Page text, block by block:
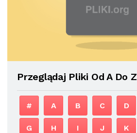
Przeglądaj Pliki Od A Do Z
# A B C D
G H I J K